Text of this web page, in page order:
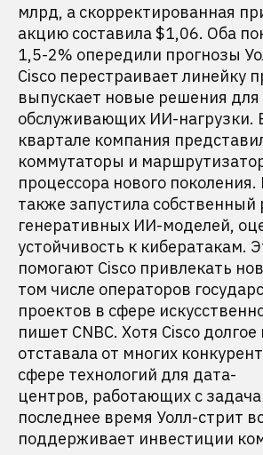
млрд, а скорректированная
акцию составила $1,06. Оба
1,5-2% опередили прогнозы
Cisco перестраивает линейку
выпускает новые решения
обслуживающих ИИ-нагрузки.
квартале компания
коммутаторы и
процессора нового
также запустила собственный
генеративных ИИ-моделей,
устойчивость к кибератакам.
помогают Cisco привлекать
том числе операторов
проектов в сфере
пишет CNBC. Хотя Cisco
отставала от многих
сфере технологий для дата-
центров, работающих с
последнее время Уолл-стрит
поддерживает инвестиции